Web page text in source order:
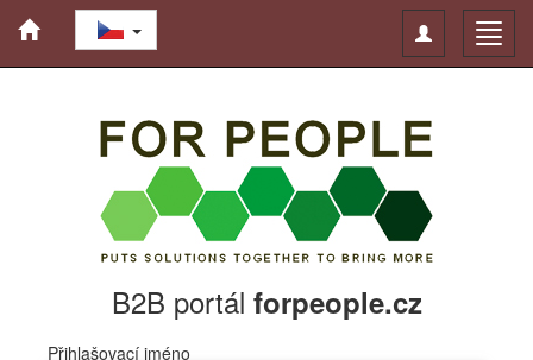
Toggle
navigation
B2B portál forpeople.cz
Přihlašovací jméno